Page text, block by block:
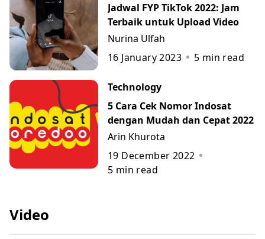
Jadwal FYP TikTok 2022: Jam
Terbaik untuk Upload Video
Nurina Ulfah
16 January 2023
5 min read
Technology
5 Cara Cek Nomor Indosat
dengan Mudah dan Cepat 2022
Arin Khurota
19 December 2022
5 min read
Video